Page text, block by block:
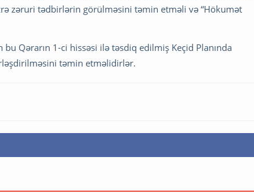
zəruri tədbirlərin görülməsini təmin etməli və “Hökumət
Qərarın 1-ci hissəsi ilə təsdiq edilmiş Keçid Planında
təmin etməlidirlər.